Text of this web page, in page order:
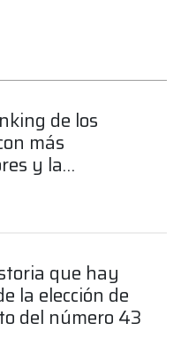
de los
más
y la
que hay
la elección de
del número 43